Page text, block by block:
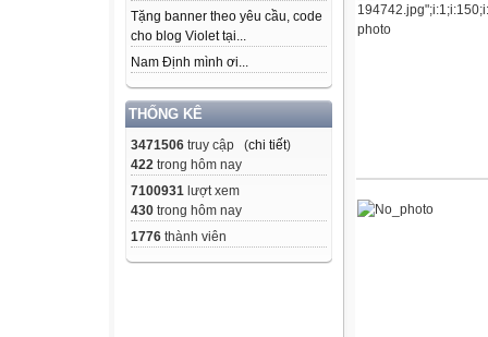
Tặng banner theo yêu cầu, code
cho blog Violet tại...
Nam Định mình ơi...
THỐNG KÊ
3471506 truy cập (chi tiết)
422 trong hôm nay
7100931 lượt xem
430 trong hôm nay
1776 thành viên